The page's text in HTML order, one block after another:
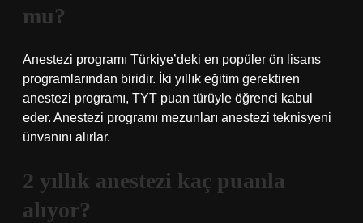
mu?
Anestezi programı Türkiye’deki en popüler ön lisans
programlarından biridir. İki yıllık eğitim gerektiren
anestezi programı, TYT puan türüyle öğrenci kabul
eder. Anestezi programı mezunları anestezi teknisyeni
ünvanını alırlar.
2 yıllık anestezi kaç puanla
alıyor?